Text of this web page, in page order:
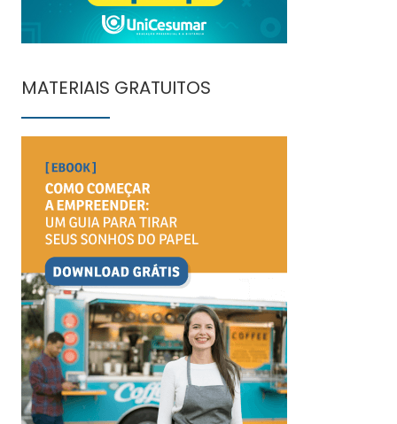
MATERIAIS GRATUITOS